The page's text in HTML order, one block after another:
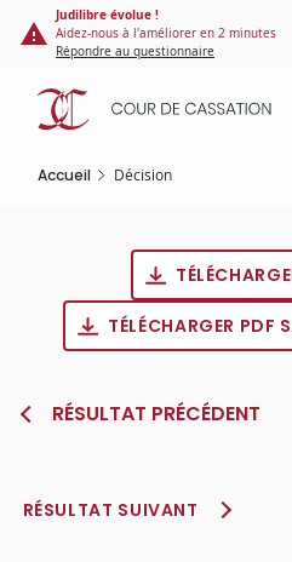
Panneau de gestion des cookies
contenu
principal
Judilibre évolue !
Aidez-nous à l'améliorer en 2 minutes
Répondre au questionnaire
Accueil Décision
TÉLÉCHARGER PDF
RÉSULTAT PRÉCÉDENT
RÉSULTAT SUIVANT